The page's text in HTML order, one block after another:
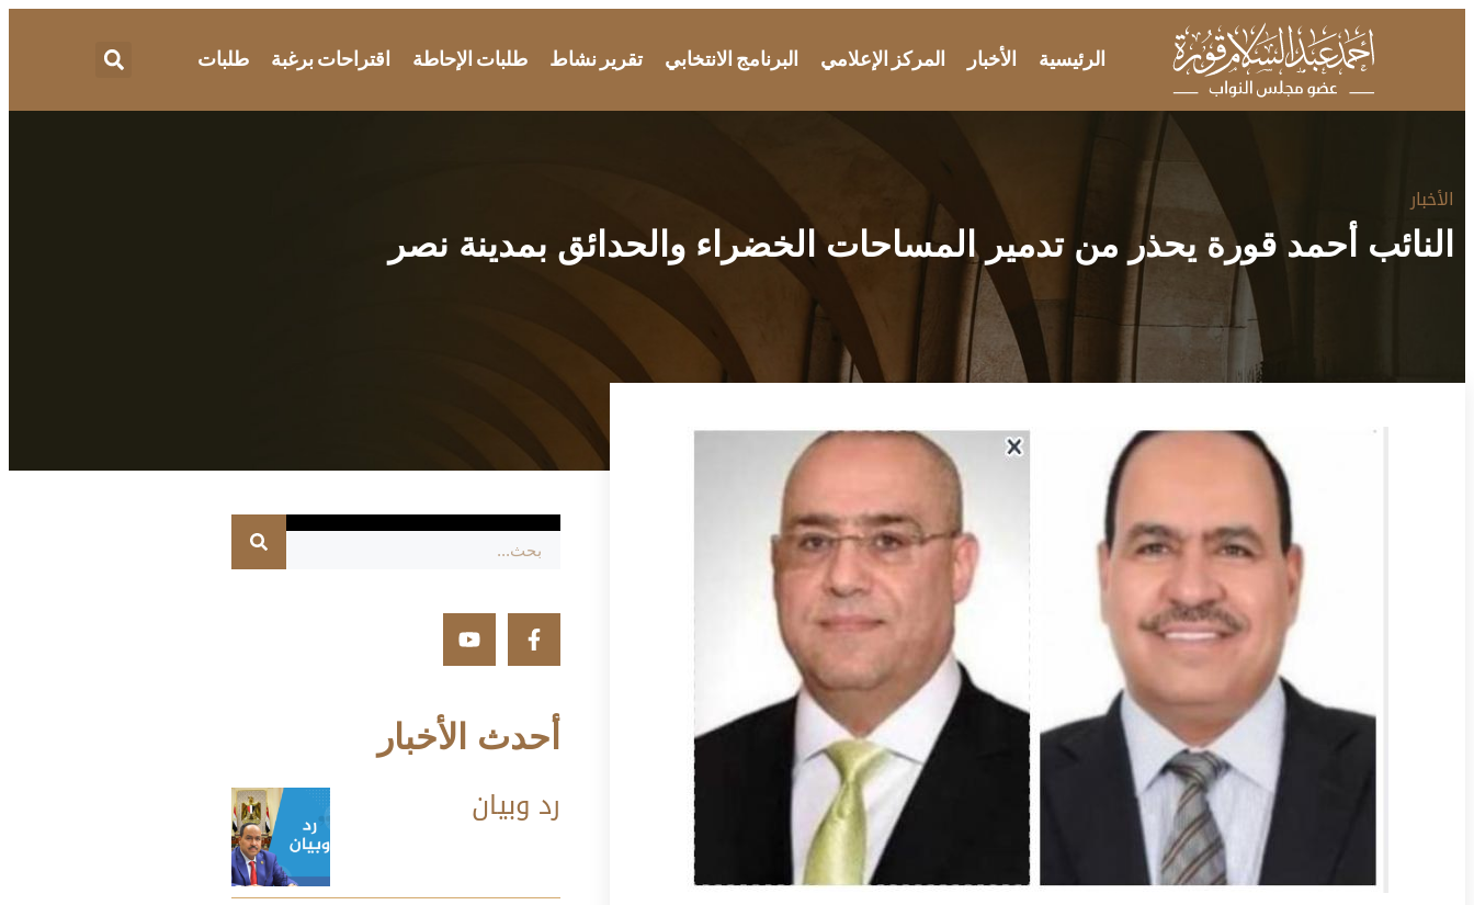
الرئيسية الأخبار المركز الإعلامي البرنامج الانتخابي تقرير نشاط طلبات الإحاطة اقتراحات برغبة طلبات
الأخبار
النائب أحمد قورة يحذر من تدمير المساحات الخضراء والحدائق بمدينة نصر
أحدث الأخبار
رد وبيان